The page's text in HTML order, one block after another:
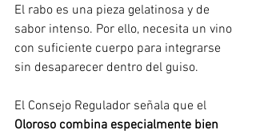
El rabo es una pieza gelatinosa y de
sabor intenso. Por ello, necesita un vino
con suficiente cuerpo para integrarse
sin desaparecer dentro del guiso.
El Consejo Regulador señala que el
Oloroso combina especialmente bien